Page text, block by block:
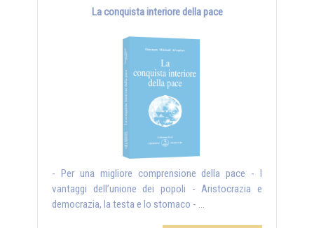
La conquista interiore della pace
- Per una migliore comprensione della pace - I
vantaggi dell’unione dei popoli - Aristocrazia e
democrazia, la testa e lo stomaco - ...